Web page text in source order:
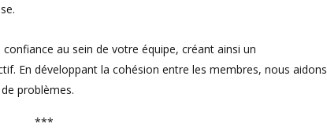
au sein de votre équipe, créant ainsi un
En développant la cohésion entre les membres, nous aidons
problèmes.
***